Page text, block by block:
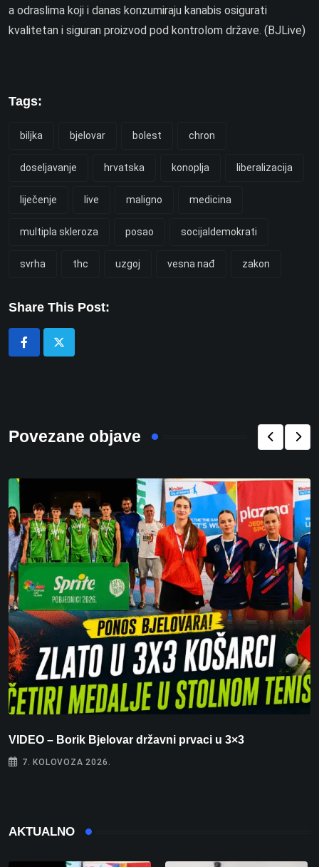
a odraslima koji i danas konzumiraju kanabis osigurati
kvalitetan i siguran proizvod pod kontrolom države. (BJLive)
Tags:
biljka bjelovar bolest chron
doseljavanje hrvatska konoplja liberalizacija
liječenje live maligno medicina
multipla skleroza posao socijaldemokrati
svrha thc uzgoj vesna nađ zakon
Share This Post:
Povezane objave
VIDEO – Borik Bjelovar državni prvaci u 3×3
7. KOLOVOZA 2026.
AKTUALNO